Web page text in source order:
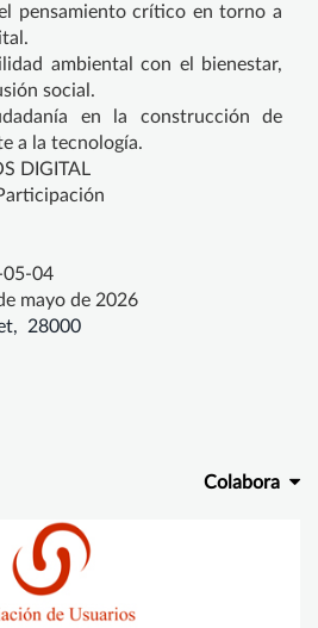
pensamiento crítico en torno a
ambiental con el bienestar,
social.
en la construcción de
a la tecnología.
DIGITAL
05-04
mayo de 2026
28000
Colabora